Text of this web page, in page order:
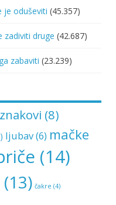
je oduševiti (45.357)
zadiviti druge (42.687)
zabaviti (23.239)
(8)
ljubav(6) mačke
(14)
(13) čakre (4)